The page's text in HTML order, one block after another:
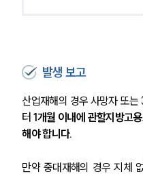
발생 보고
산업재해의 경우 사망자 또
터 1개월 이내에 관할지방고
해야 합니다.
만약 중대재해의 경우 지체